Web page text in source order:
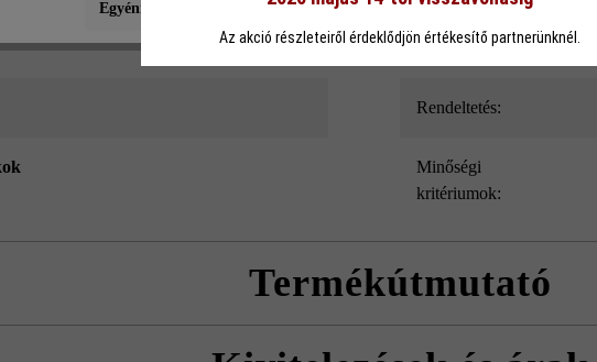
megmunkálás:
Rendeltetés:
Minőségi
kritériumok:
Termékútmutató
Egyéni beállítások Csak funkcionális cookie elfogadása Minden
Az akció részleteiről érdeklődjön értékesítő partnerünknél.